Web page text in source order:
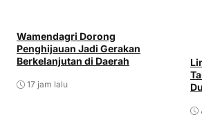
Wamendagri Dorong
Penghijauan Jadi Gerakan
Berkelanjutan di Daerah
17 jam lalu